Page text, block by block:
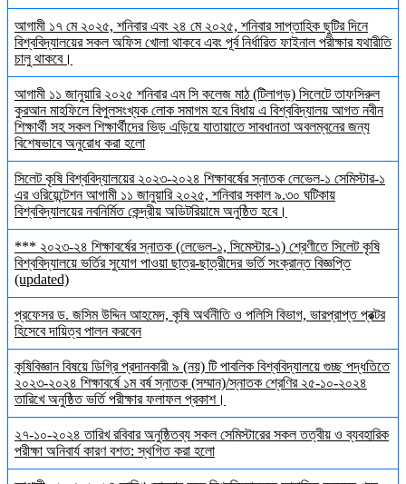
আগামী ১৭ মে ২০২৫, শনিবার এবং ২৪ মে ২০২৫, শনিবার সাপ্তাহিক ছুটির দিনে
বিশ্ববিদ্যালয়ের সকল অফিস খোলা থাকবে এবং পূর্ব নির্ধারিত ফাইনাল পরীক্ষার যথারীতি
চালু থাকবে।
আগামী ১১ জানুয়ারি ২০২৫ শনিবার এম সি কলেজ মাঠ (টিলাগড়) সিলেটে তাফসিরুল
কুরআন মাহফিলে বিপুলসংখ্যক লোক সমাগম হবে বিধায় এ বিশ্ববিদ্যালয় আগত নবীন
শিক্ষার্থী সহ সকল শিক্ষার্থীদের ভিড় এড়িয়ে যাতায়াতে সাবধানতা অবলম্বনের জন্য
বিশেষভাবে অনুরোধ করা হলো
সিলেট কৃষি বিশ্ববিদ্যালয়ের ২০২৩-২০২৪ শিক্ষাবর্ষের স্নাতক লেভেল-১ সেমিস্টার-১
এর ওরিয়েন্টেশন আগামী ১১ জানুয়ারি ২০২৫, শনিবার সকাল ৯.৩০ ঘটিকায়
বিশ্ববিদ্যালয়ের নবনির্মিত কেন্দ্রীয় অডিটরিয়ামে অনুষ্ঠিত হবে।
*** ২০২৩-২৪ শিক্ষাবর্ষের স্নাতক (লেভেল-১, সিমেস্টার-১) শ্রেণীতে সিলেট কৃষি
বিশ্ববিদ্যালয়ে ভর্তির সুযোগ পাওয়া ছাত্র-ছাত্রীদের ভর্তি সংক্রান্ত বিজ্ঞপ্তি
(updated)
প্রফেসর ড. জসিম উদ্দিন আহমেদ, কৃষি অর্থনীতি ও পলিসি বিভাগ, ভারপ্রাপ্ত প্রক্টর
হিসেবে দায়িত্ব পালন করবেন
কৃষিবিজ্ঞান বিষয়ে ডিগ্রি প্রদানকারী ৯ (নয়) টি পাবলিক বিশ্ববিদ্যালয়ে গুচ্ছ পদ্ধতিতে
২০২৩-২০২৪ শিক্ষাবর্ষে ১ম বর্ষ স্নাতক (সম্মান)/স্নাতক শ্রেণির ২৫-১০-২০২৪
তারিখে অনুষ্ঠিত ভর্তি পরীক্ষার ফলাফল প্রকাশ।
২৭-১০-২০২৪ তারিখ রবিবার অনুষ্ঠিতব্য সকল সেমিস্টারের সকল তত্বীয় ও ব্যবহারিক
পরীক্ষা অনিবার্য কারণ বশত: স্থগিত করা হলো